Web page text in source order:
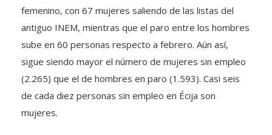
femenino, con 67 mujeres saliendo de las listas del
antiguo INEM, mientras que el paro entre los hombres
sube en 60 personas respecto a febrero. Aún así,
sigue siendo mayor el número de mujeres sin empleo
(2.265) que el de hombres en paro (1.593). Casi seis
de cada diez personas sin empleo en Écija son
mujeres.